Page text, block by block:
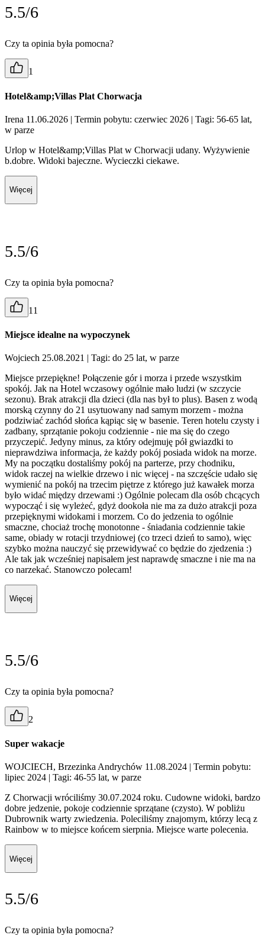
5.5/6
Czy ta opinia była pomocna?
1
Hotel&amp;Villas Plat Chorwacja
Irena 11.06.2026 | Termin pobytu: czerwiec 2026 | Tagi: 56-65 lat,
w parze
Urlop w Hotel&amp;Villas Plat w Chorwacji udany. Wyżywienie
b.dobre. Widoki bajeczne. Wycieczki ciekawe.
Więcej
5.5/6
Czy ta opinia była pomocna?
11
Miejsce idealne na wypoczynek
Wojciech 25.08.2021 | Tagi: do 25 lat, w parze
Miejsce przepiękne! Połączenie gór i morza i przede wszystkim
spokój. Jak na Hotel wczasowy ogólnie mało ludzi (w szczycie
sezonu). Brak atrakcji dla dzieci (dla nas był to plus). Basen z wodą
morską czynny do 21 usytuowany nad samym morzem - można
podziwiać zachód słońca kąpiąc się w basenie. Teren hotelu czysty i
zadbany, sprzątanie pokoju codziennie - nie ma się do czego
przyczepić. Jedyny minus, za który odejmuję pół gwiazdki to
nieprawdziwa informacja, że każdy pokój posiada widok na morze.
My na początku dostaliśmy pokój na parterze, przy chodniku,
widok raczej na wielkie drzewo i nic więcej - na szczęście udało się
wymienić na pokój na trzecim piętrze z którego już kawałek morza
było widać między drzewami :) Ogólnie polecam dla osób chcących
wypocząć i się wyleżeć, gdyż dookoła nie ma za dużo atrakcji poza
przepięknymi widokami i morzem. Co do jedzenia to ogólnie
smaczne, chociaż trochę monotonne - śniadania codziennie takie
same, obiady w rotacji trzydniowej (co trzeci dzień to samo), więc
szybko można nauczyć się przewidywać co będzie do zjedzenia :)
Ale tak jak wcześniej napisałem jest naprawdę smaczne i nie ma na
co narzekać. Stanowczo polecam!
Więcej
5.5/6
Czy ta opinia była pomocna?
2
Super wakacje
WOJCIECH, Brzezinka Andrychów 11.08.2024 | Termin pobytu:
lipiec 2024 | Tagi: 46-55 lat, w parze
Z Chorwacji wróciliśmy 30.07.2024 roku. Cudowne widoki, bardzo
dobre jedzenie, pokoje codziennie sprzątane (czysto). W pobliżu
Dubrownik warty zwiedzenia. Poleciliśmy znajomym, którzy lecą z
Rainbow w to miejsce końcem sierpnia. Miejsce warte polecenia.
Więcej
5.5/6
Czy ta opinia była pomocna?